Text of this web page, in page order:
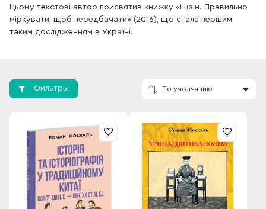
Цьому текстові автор присвятив книжку «І цзін. Правильно
міркувати, щоб передбачати» (2016), що стала першим
таким дослідженням в Україні.
Фильтры
По умолчанию